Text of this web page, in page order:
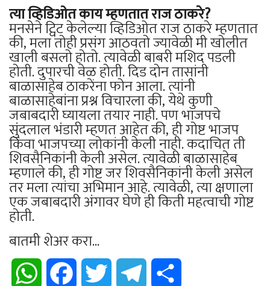
त्या व्हिडिओत काय म्हणतात राज ठाकरे?
मनसेने ट्विट केलेल्या व्हिडिओत राज ठाकरे म्हणतात
की, मला तोही प्रसंग आठवतो ज्यावेळी मी खोलीत
खाली बसलो होतो. त्यावेळी बाबरी मशिद पडली
होती. दुपारची वेळ होती. दिड दोन तासांनी
बाळासाहेब ठाकरेंना फोन आला. त्यांनी
बाळासाहेबांना प्रश्न विचारला की, येथे कुणी
जबाबदारी घ्यायला तयार नाही. पण भाजपचे
सुंदलाल भंडारी म्हणत आहेत की, ही गोष्ट भाजप
किंवा भाजपच्या लोकांनी केली नाही. कदाचित ती
शिवसैनिकांनी केली असेल. त्यावेळी बाळासाहेब
म्हणाले की, ही गोष्ट जर शिवसैनिकांनी केली असेल
तर मला त्यांचा अभिमान आहे. त्यावेळी, त्या क्षणाला
एक जबाबदारी अंगावर घेणे ही किती महत्वाची गोष्ट
होती.
बातमी शेअर करा...
WhatsApp Facebook Twitter Telegram